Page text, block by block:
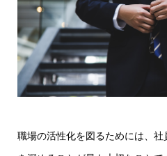
職場の活性化を図るためには、